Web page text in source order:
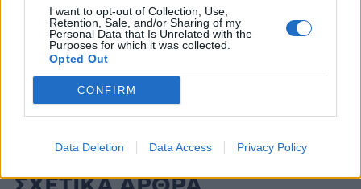
I want to opt-out of Collection, Use,
Retention, Sale, and/or Sharing of my
Personal Data that Is Unrelated with the
Purposes for which it was collected.
Opted Out
CONFIRM
Data Deletion Data Access Privacy Policy